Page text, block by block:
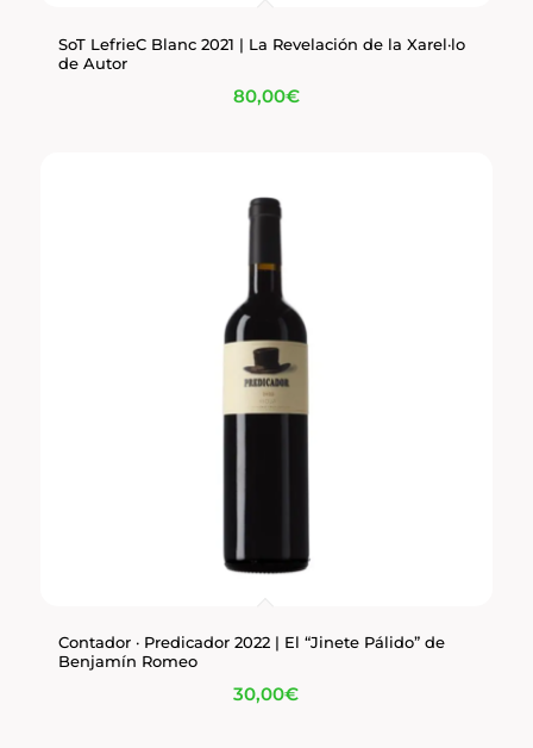
SoT LefrieC Blanc 2021 | La Revelación de la Xarel·lo
de Autor
80,00€
Contador · Predicador 2022 | El “Jinete Pálido” de
Benjamín Romeo
30,00€